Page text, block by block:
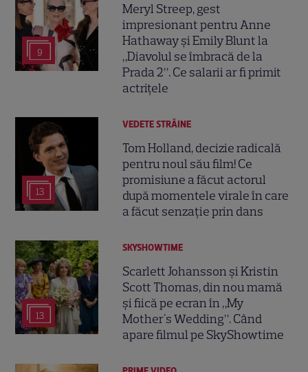
9
Meryl Streep, gest
impresionant pentru Anne
Hathaway și Emily Blunt la
„Diavolul se îmbracă de la
Prada 2”. Ce salarii ar fi primit
actrițele
13
VEDETE STRĂINE
Tom Holland, decizie radicală
pentru noul său film! Ce
promisiune a făcut actorul
după momentele virale în care
a făcut senzație prin dans
13
SKYSHOWTIME
Scarlett Johansson și Kristin
Scott Thomas, din nou mamă
și fiică pe ecran în „My
Mother's Wedding”. Când
apare filmul pe SkyShowtime